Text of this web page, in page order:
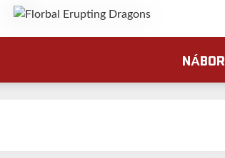
NÁBOR